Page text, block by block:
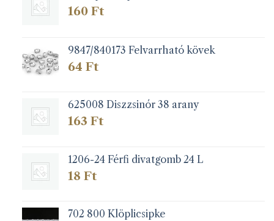
160 Ft
9847/840173 Felvarrható kövek
64 Ft
625008 Diszzsinór 38 arany
163 Ft
1206-24 Férfi divatgomb 24 L
18 Ft
702 800 Klöplicsipke